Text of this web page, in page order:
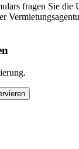
fragen Sie